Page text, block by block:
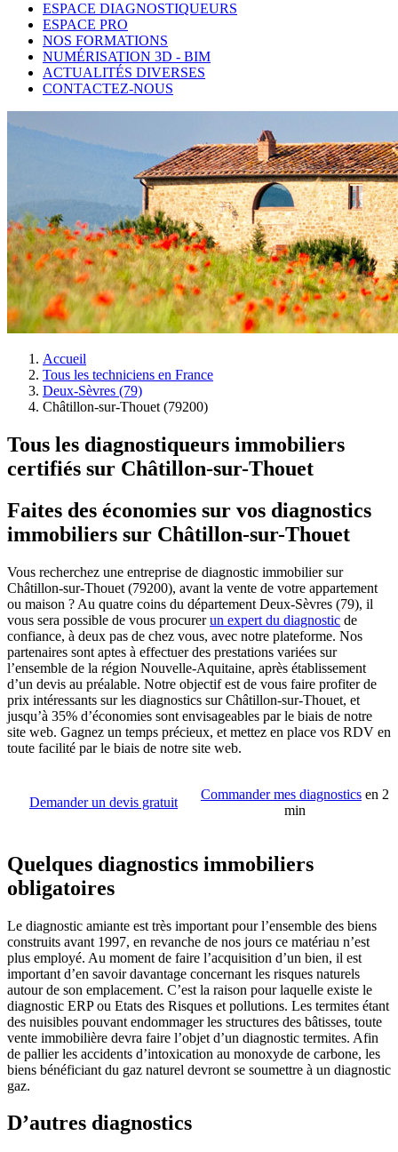
ESPACE DIAGNOSTIQUEURS
ESPACE PRO
NOS FORMATIONS
NUMÉRISATION 3D - BIM
ACTUALITÉS DIVERSES
CONTACTEZ-NOUS
Accueil
Tous les techniciens en France
Deux-Sèvres (79)
Châtillon-sur-Thouet (79200)
Tous les diagnostiqueurs immobiliers
certifiés sur Châtillon-sur-Thouet
Faites des économies sur vos diagnostics
immobiliers sur Châtillon-sur-Thouet
Vous recherchez une entreprise de diagnostic immobilier sur
Châtillon-sur-Thouet (79200), avant la vente de votre appartement
ou maison ? Au quatre coins du département Deux-Sèvres (79), il
vous sera possible de vous procurerun expert du diagnostic de
confiance, à deux pas de chez vous, avec notre plateforme. Nos
partenaires sont aptes à effectuer des prestations variées sur
l’ensemble de la région Nouvelle-Aquitaine, après établissement
d’un devis au préalable. Notre objectif est de vous faire profiter de
prix intéressants sur les diagnostics sur Châtillon-sur-Thouet, et
jusqu’à 35% d’économies sont envisageables par le biais de notre
site web. Gagnez un temps précieux, et mettez en place vos RDV en
toute facilité par le biais de notre site web.
Demander un devis gratuit
Commander mes diagnostics en 2
min
Quelques diagnostics immobiliers
obligatoires
Le diagnostic amiante est très important pour l’ensemble des biens
construits avant 1997, en revanche de nos jours ce matériau n’est
plus employé. Au moment de faire l’acquisition d’un bien, il est
important d’en savoir davantage concernant les risques naturels
autour de son emplacement. C’est la raison pour laquelle existe le
diagnostic ERP ou Etats des Risques et pollutions. Les termites étant
des nuisibles pouvant endommager les structures des bâtisses, toute
vente immobilière devra faire l’objet d’un diagnostic termites. Afin
de pallier les accidents d’intoxication au monoxyde de carbone, les
biens bénéficiant du gaz naturel devront se soumettre à un diagnostic
gaz.
D’autres diagnostics